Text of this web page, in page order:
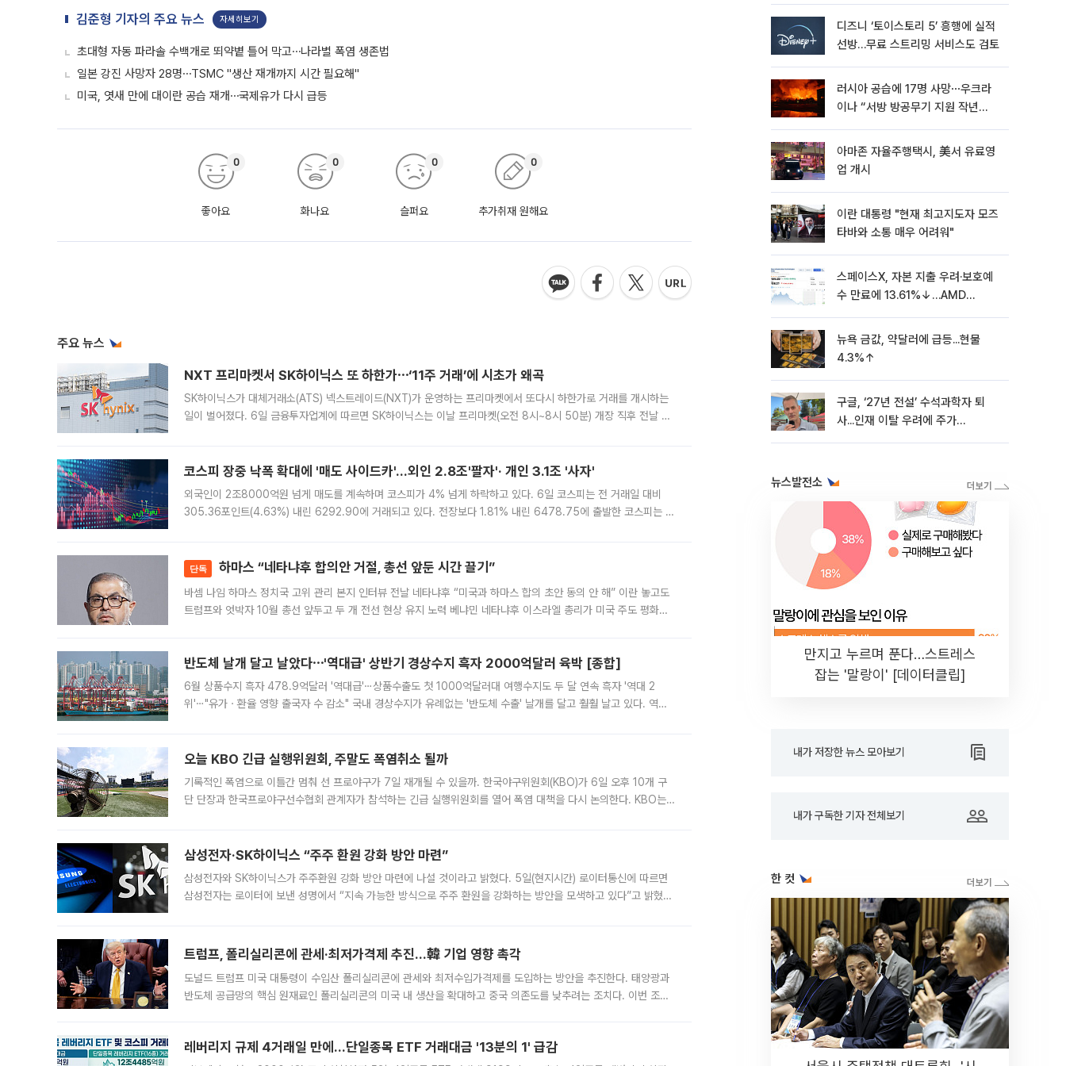
김준형 기자의 주요 뉴스 자세히보기
초대형 자동 파라솔 수백개로 뙤약볕 틀어 막고⋯나라별 폭염 생존법
일본 강진 사망자 28명⋯TSMC "생산 재개까지 시간 필요해"
미국, 엿새 만에 대이란 공습 재개⋯국제유가 다시 급등
좋아요
0
화나요
0
슬퍼요
0
추가취재 원해요
0
주요 뉴스
NXT 프리마켓서 SK하이닉스 또 하한가⋯‘11주 거래’에 시초가 왜곡
SK하이닉스가 대체거래소(ATS) 넥스트레이드(NXT)가 운영하는 프리마켓에서 또다시 하한가로 거래를 개시하는
일이 벌어졌다. 6일 금융투자업계에 따르면 SK하이닉스는 이날 프리마켓(오전 8시~8시 50분) 개장 직후 전날 정
코스피 장중 낙폭 확대에 '매도 사이드카'…외인 2.8조'팔자'· 개인 3.1조 '사자'
외국인이 2조8000억원 넘게 매도를 계속하며 코스피가 4% 넘게 하락하고 있다. 6일 코스피는 전 거래일 대비
305.36포인트(4.63%) 내린 6292.90에 거래되고 있다. 전장보다 1.81% 내린 6478.75에 출발한 코스피는 장
단독 하마스 “네타냐후 합의안 거절, 총선 앞둔 시간 끌기”
바셈 나임 하마스 정치국 고위 관리 본지 인터뷰 전날 네타냐후 “미국과 하마스 합의 초안 동의 안 해” 이란 놓고도
트럼프와 엇박자 10월 총선 앞두고 두 개 전선 현상 유지 노력 베냐민 네타냐후 이스라엘 총리가 미국 주도 평화위
반도체 날개 달고 날았다⋯'역대급' 상반기 경상수지 흑자 2000억달러 육박 [종합]
6월 상품수지 흑자 478.9억달러 '역대급'⋯상품수출도 첫 1000억달러대 여행수지도 두 달 연속 흑자 '역대 2
위'⋯"유가ㆍ환율 영향 출국자 수 감소" 국내 경상수지가 유례없는 '반도체 수출' 날개를 달고 훨훨 날고 있다. 역대
오늘 KBO 긴급 실행위원회, 주말도 폭염취소 될까
기록적인 폭염으로 이틀간 멈춰 선 프로야구가 7일 재개될 수 있을까. 한국야구위원회(KBO)가 6일 오후 10개 구
단 단장과 한국프로야구선수협회 관계자가 참석하는 긴급 실행위원회를 열어 폭염 대책을 다시 논의한다. KBO는
삼성전자·SK하이닉스 “주주 환원 강화 방안 마련”
삼성전자와 SK하이닉스가 주주환원 강화 방안 마련에 나설 것이라고 밝혔다. 5일(현지시간) 로이터통신에 따르면
삼성전자는 로이터에 보낸 성명에서 “지속 가능한 방식으로 주주 환원을 강화하는 방안을 모색하고 있다”고 밝혔다.
트럼프, 폴리실리콘에 관세·최저가격제 추진…韓 기업 영향 촉각
도널드 트럼프 미국 대통령이 수입산 폴리실리콘에 관세와 최저수입가격제를 도입하는 방안을 추진한다. 태양광과
반도체 공급망의 핵심 원재료인 폴리실리콘의 미국 내 생산을 확대하고 중국 의존도를 낮추려는 조치다. 이번 조처
레버리지 규제 4거래일 만에…단일종목 ETF 거래대금 '13분의 1' 급감
디즈니 ‘토이스토리 5’ 흥행에 실적
선방…무료 스트리밍 서비스도 검토
러시아 공습에 17명 사망⋯우크라
이나 “서방 방공무기 지원 작년
아마존 자율주행택시, 美서 유료영
업 개시
이란 대통령 "현재 최고지도자 모즈
타바와 소통 매우 어려워"
스페이스X, 자본 지출 우려·보호예
수 만료에 13.61%↓…AMD
뉴욕 금값, 약달러에 급등...현물
4.3%↑
구글, ‘27년 전설’ 수석과학자 퇴
사...인재 이탈 우려에 주가
뉴스발전소
만지고 누르며 푼다…스트레스
잡는 '말랑이' [데이터클립]
내가 저장한 뉴스 모아보기
내가 구독한 기자 전체보기
한 컷